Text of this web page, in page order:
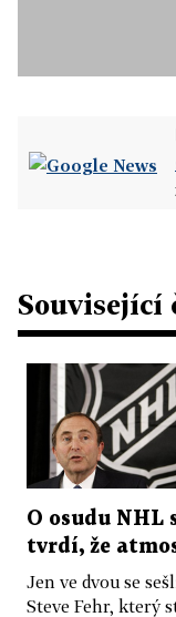
Související
O osudu NHL
tvrdí, že
Jen ve dvou se
Steve Fehr, který